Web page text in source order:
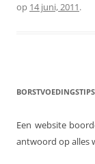
op 14 juni, 2011.
Een website
antwoord op alles